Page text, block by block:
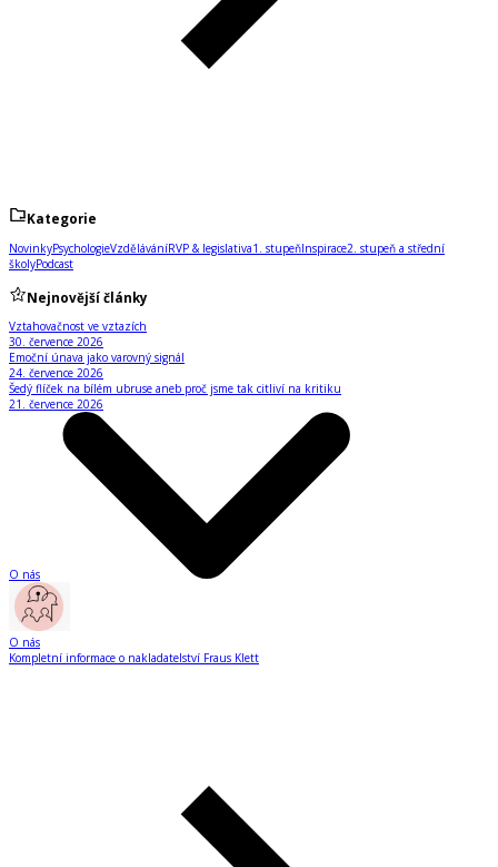
Kategorie
NovinkyPsychologieVzděláváníRVP & legislativa1. stupeňInspirace2. stupeň a střední
školyPodcast
Nejnovější články
Vztahovačnost ve vztazích
30. července 2026
Emoční únava jako varovný signál
24. července 2026
Šedý flíček na bílém ubruse aneb proč jsme tak citliví na kritiku
21. července 2026
O nás
O nás
Kompletní informace o nakladatelství Fraus Klett